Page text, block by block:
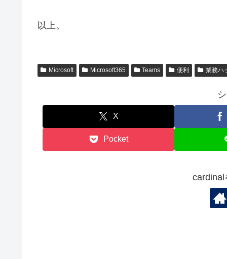
以上。
Microsoft Microsoft365 Teams 便利 業務ハ
X
Pocket
cardinal